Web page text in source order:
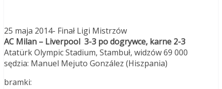
25 maja 2014- Finał Ligi Mistrzów
AC Milan – Liverpool 3-3 po dogrywce, karne 2-3
Atatürk Olympic Stadium, Stambuł, widzów 69 000
sędzia: Manuel Mejuto González (Hiszpania)
bramki: